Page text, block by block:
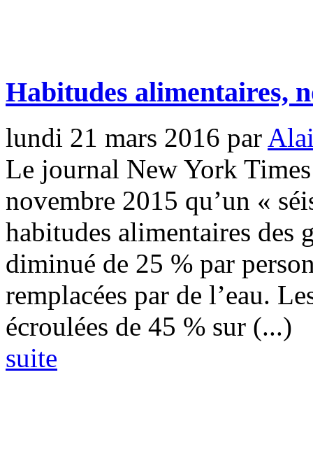
Habitudes alimentaires,
lundi 21 mars 2016 par
Le journal New York
novembre 2015 qu’un «
habitudes alimentaires des
diminué de 25 % par
remplacées par de l’eau.
écroulées de 45 % sur (...)
suite